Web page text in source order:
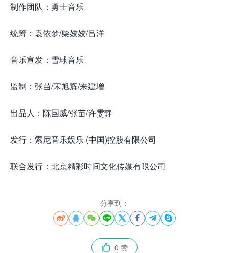
制作团队：勇士音乐
统筹：袁依梦/柴姣姣/吕洋
音乐宣发：雪球音乐
监制：张苗/宋旭辉/来建增
出品人：陈国威/张苗/许雯静
发行：索尼音乐娱乐 (中国)控股有限公司
联合发行：北京精彩时间文化传媒有限公司
分享到：
       
 0 赞